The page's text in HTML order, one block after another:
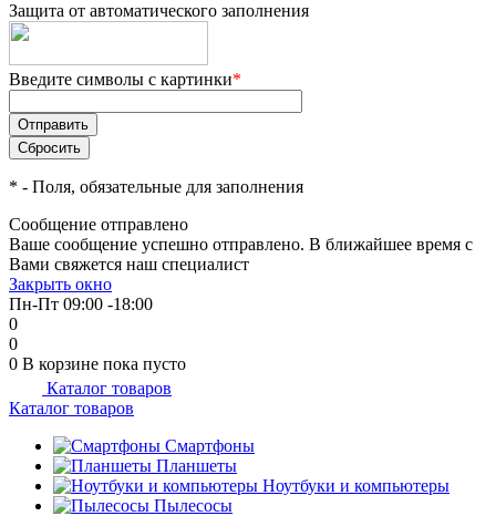
Защита от автоматического заполнения
Введите символы с картинки*
* - Поля, обязательные для заполнения
Сообщение отправлено
Ваше сообщение успешно отправлено. В ближайшее время с
Вами свяжется наш специалист
Закрыть окно
Пн-Пт 09:00 -18:00
0
0
0 В корзине пока пусто
Каталог товаров
Каталог товаров
Смартфоны
Планшеты
Ноутбуки и компьютеры
Пылесосы
выбранный способом
Оставшиеся75% будут
списыватьсяс вашей карты
по
Подробнее
об оплате Плайтом
недели
plait.ru